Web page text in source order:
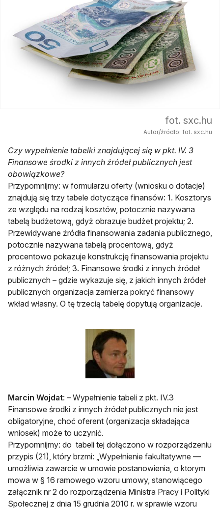
fot. sxc.hu
Autor/źródło: fot. sxc.hu
Czy wypełnienie tabelki znajdującej się w pkt. IV. 3
Finansowe środki z innych źródeł publicznych jest
obowiązkowe?
Przypomnijmy: w formularzu oferty (wniosku o dotacje)
znajdują się trzy tabele dotyczące finansów: 1. Kosztorys
ze względu na rodzaj kosztów, potocznie nazywana
tabelą budżetową, gdyż obrazuje budżet projektu; 2.
Przewidywane źródła finansowania zadania publicznego,
potocznie nazywana tabelą procentową, gdyż
procentowo pokazuje konstrukcję finansowania projektu
z różnych źródeł; 3. Finansowe środki z innych źródeł
publicznych – gdzie wykazuje się, z jakich innych źródeł
publicznych organizacja zamierza pokryć finansowy
wkład własny. O tę trzecią tabelę dopytują organizacje.
Marcin Wojdat: – Wypełnienie tabeli z pkt. IV.3
Finansowe środki z innych źródeł publicznych nie jest
obligatoryjne, choć oferent (organizacja składająca
wniosek) może to uczynić.
Przypomnijmy: do tabeli tej dołączono w rozporządzeniu
przypis (21), który brzmi: „Wypełnienie fakultatywne —
umożliwia zawarcie w umowie postanowienia, o ktorym
mowa w § 16 ramowego wzoru umowy, stanowiącego
załącznik nr 2 do rozporządzenia Ministra Pracy i Polityki
Społecznej z dnia 15 grudnia 2010 r. w sprawie wzoru